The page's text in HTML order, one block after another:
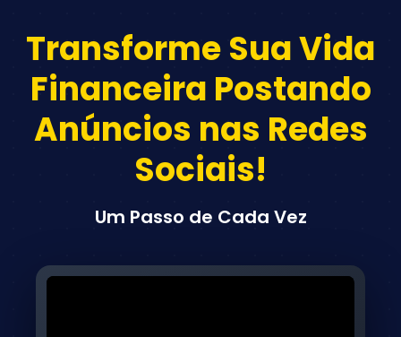
Transforme Sua Vida
Financeira Postando
Anúncios nas Redes
Sociais!
Um Passo de Cada Vez